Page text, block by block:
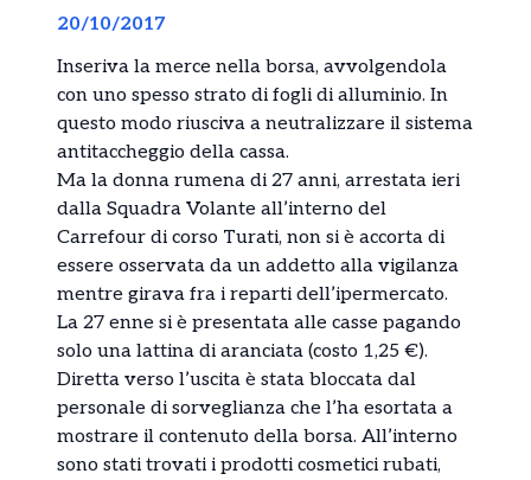
20/10/2017
Inseriva la merce nella borsa, avvolgendola
con uno spesso strato di fogli di alluminio. In
questo modo riusciva a neutralizzare il sistema
antitaccheggio della cassa.
Ma la donna rumena di 27 anni, arrestata ieri
dalla Squadra Volante all’interno del
Carrefour di corso Turati, non si è accorta di
essere osservata da un addetto alla vigilanza
mentre girava fra i reparti dell’ipermercato.
La 27 enne si è presentata alle casse pagando
solo una lattina di aranciata (costo 1,25 €).
Diretta verso l’uscita è stata bloccata dal
personale di sorveglianza che l’ha esortata a
mostrare il contenuto della borsa. All’interno
sono stati trovati i prodotti cosmetici rubati,